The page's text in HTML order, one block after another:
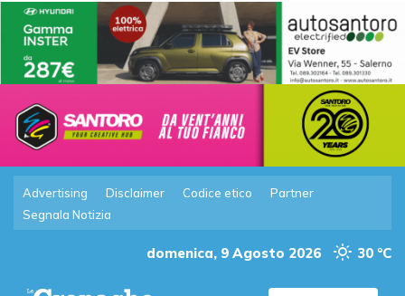
Advertising Disclaimer Codice etico
Partner
Segnala Notizia
domenica, 9 Agosto 2026 30 °C